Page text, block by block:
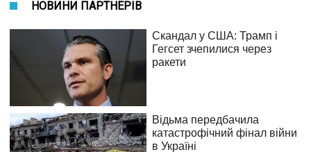
НОВИНИ ПАРТНЕРІВ